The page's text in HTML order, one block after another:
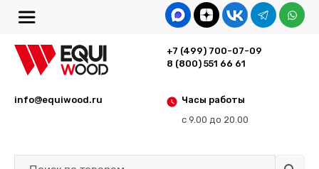
+7 (499) 700-07-09
8 (800) 551 66 61
Часы работы
с 9.00 до 20.00
info@equiwood.ru